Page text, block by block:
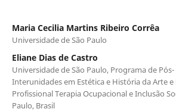
Maria Cecilia Martins Ribeiro Corrêa
Universidade de São Paulo
Eliane Dias de Castro
Universidade de São Paulo, Programa de
Interunidades em Estética e História da Arte
Profissional Terapia Ocupacional e Inclusão
Paulo, Brasil